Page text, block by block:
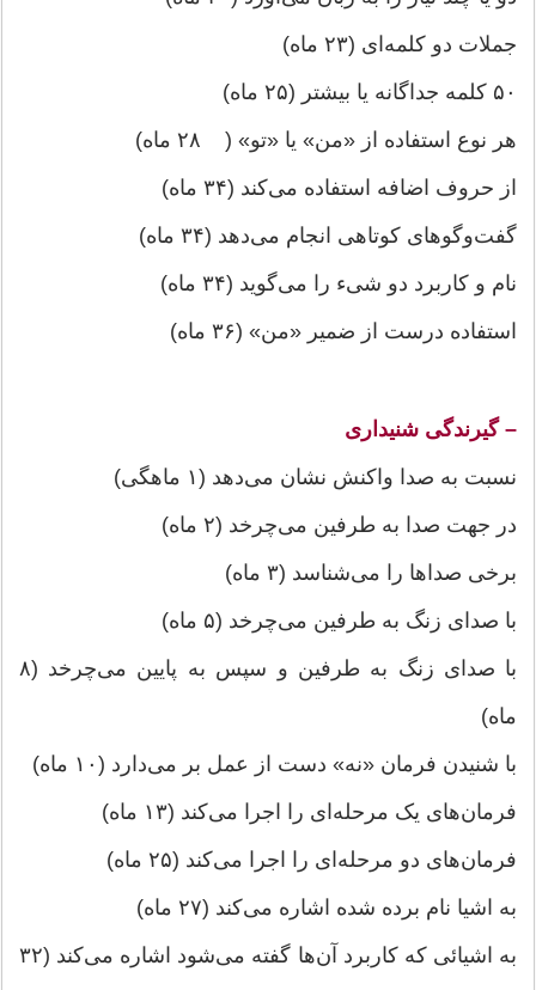
جملات دو کلمه‌ای (۲۳ ماه)
۵۰ کلمه جداگانه یا بیشتر (۲۵ ماه)
هر نوع استفاده از «من» یا «تو» ( ۲۸ ماه)
از حروف اضافه استفاده می‌کند (۳۴ ماه)
گفت‌وگوهای کوتاهی انجام می‌دهد (۳۴ ماه)
نام و کاربرد دو شیء را می‌گوید (۳۴ ماه)
استفاده درست از ضمیر «من» (۳۶ ماه)
– گیرندگی شنیداری
نسبت به صدا واکنش نشان می‌دهد (۱ ماهگی)
در جهت صدا به طرفین می‌چرخد (۲ ماه)
برخی صداها را می‌شناسد (۳ ماه)
با صدای زنگ به طرفین می‌چرخد (۵ ماه)
با صدای زنگ به طرفین و سپس به پایین می‌چرخد (۸
ماه)
با شنیدن فرمان «نه» دست از عمل بر می‌دارد (۱۰ ماه)
فرمان‌های یک مرحله‌ای را اجرا می‌کند (۱۳ ماه)
فرمان‌های دو مرحله‌ای را اجرا می‌کند (۲۵ ماه)
به اشیا نام برده شده اشاره می‌کند (۲۷ ماه)
به اشیائی که کاربرد آن‌ها گفته می‌شود اشاره می‌کند (۳۲